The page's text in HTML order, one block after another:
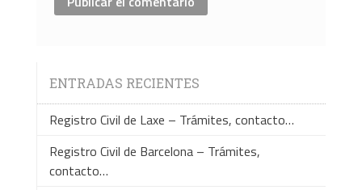
ENTRADAS RECIENTES
Registro Civil de Laxe – Trámites, contacto…
Registro Civil de Barcelona – Trámites,
contacto…